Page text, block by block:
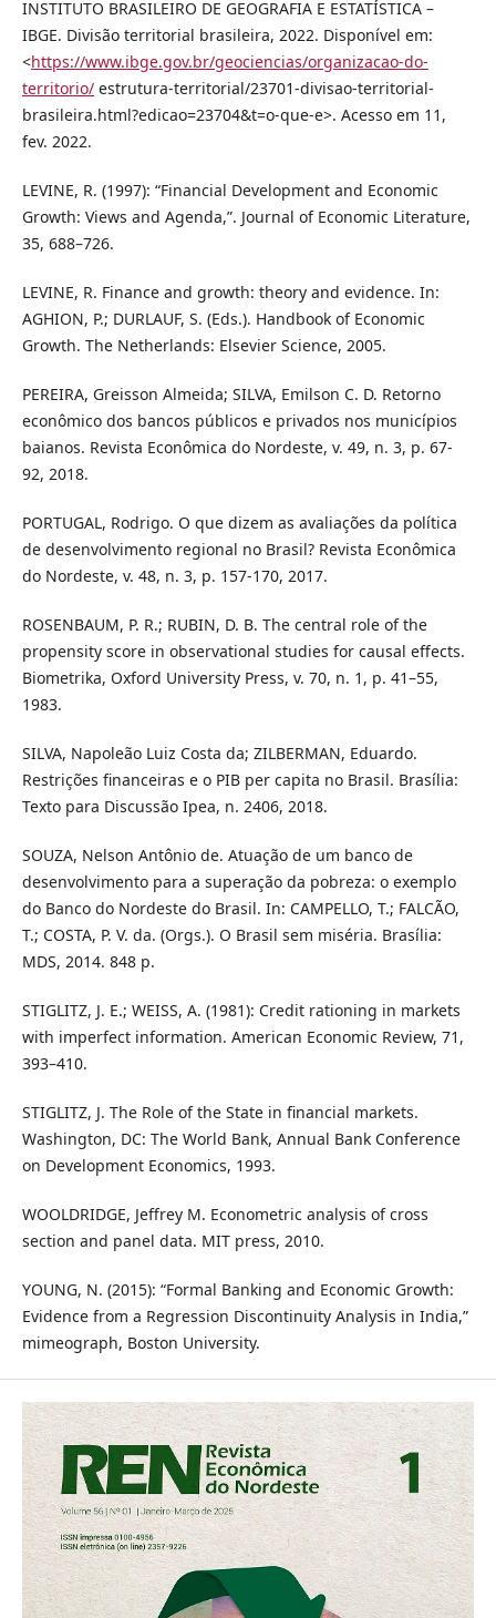
INSTITUTO BRASILEIRO DE GEOGRAFIA E ESTATÍSTICA –
IBGE. Divisão territorial brasileira, 2022. Disponível em:
<https://www.ibge.gov.br/geociencias/organizacao-do-
territorio/estrutura-territorial/23701-divisao-territorial-
brasileira.html?edicao=23704&t=o-que-e>. Acesso em 11,
fev. 2022.
LEVINE, R. (1997): “Financial Development and Economic
Growth: Views and Agenda,”. Journal of Economic Literature,
35, 688–726.
LEVINE, R. Finance and growth: theory and evidence. In:
AGHION, P.; DURLAUF, S. (Eds.). Handbook of Economic
Growth. The Netherlands: Elsevier Science, 2005.
PEREIRA, Greisson Almeida; SILVA, Emilson C. D. Retorno
econômico dos bancos públicos e privados nos municípios
baianos. Revista Econômica do Nordeste, v. 49, n. 3, p. 67-
92, 2018.
PORTUGAL, Rodrigo. O que dizem as avaliações da política
de desenvolvimento regional no Brasil? Revista Econômica
do Nordeste, v. 48, n. 3, p. 157-170, 2017.
ROSENBAUM, P. R.; RUBIN, D. B. The central role of the
propensity score in observational studies for causal effects.
Biometrika, Oxford University Press, v. 70, n. 1, p. 41–55,
1983.
SILVA, Napoleão Luiz Costa da; ZILBERMAN, Eduardo.
Restrições financeiras e o PIB per capita no Brasil. Brasília:
Texto para Discussão Ipea, n. 2406, 2018.
SOUZA, Nelson Antônio de. Atuação de um banco de
desenvolvimento para a superação da pobreza: o exemplo
do Banco do Nordeste do Brasil. In: CAMPELLO, T.; FALCÃO,
T.; COSTA, P. V. da. (Orgs.). O Brasil sem miséria. Brasília:
MDS, 2014. 848 p.
STIGLITZ, J. E.; WEISS, A. (1981): Credit rationing in markets
with imperfect information. American Economic Review, 71,
393–410.
STIGLITZ, J. The Role of the State in financial markets.
Washington, DC: The World Bank, Annual Bank Conference
on Development Economics, 1993.
WOOLDRIDGE, Jeffrey M. Econometric analysis of cross
section and panel data. MIT press, 2010.
YOUNG, N. (2015): “Formal Banking and Economic Growth:
Evidence from a Regression Discontinuity Analysis in India,”
mimeograph, Boston University.